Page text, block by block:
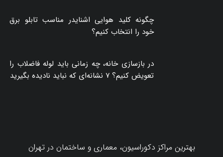
چگونه کلید هوایی اشنایدر مناسب تابلو برق
خود را انتخاب کنیم؟
در بازسازی خانه، چه زمانی باید لوله فاضلاب را
تعویض کنیم؟ ۷ نشانه‌ای که نباید نادیده بگیرید
بهترین مراکز دکوراسیون، معماری و ساختمان در تهران